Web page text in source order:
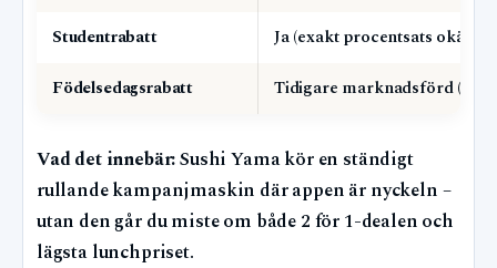
Studentrabatt
Ja (exakt procentsats okänd)
Födelsedagsrabatt
Tidigare marknadsförd (50
Vad det innebär:Sushi Yama kör en ständigt
rullande kampanjmaskin där appen är nyckeln –
utan den går du miste om både 2 för 1-dealen och
lägsta lunchpriset.